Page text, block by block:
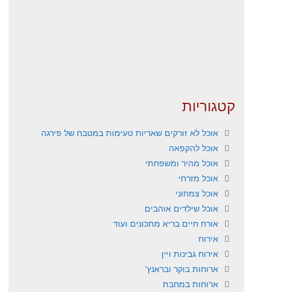
קטגוריות
אוכל לא זורקים שאריות טעימות במטבח של פירגה
אוכל להקפאה
אוכל מהיר ומשפחתי
אוכל מזרחי
אוכל צמחוני
אוכל שילדים אוהבים
אורח חיים בריא מתכונים ועוד
אירוח
אירוח גבינות ויין
ארוחות בוקר ובראנץ'
ארוחות במחבת